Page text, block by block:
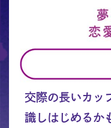
交際の長いカッ
識しはじめるか